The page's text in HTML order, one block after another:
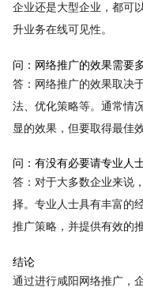
企业还是大型企业，都可
升业务在线可见性。
问：网络推广的效果需要
答：网络推广的效果取决
法、优化策略等。通常情
显的效果，但要取得最佳
问：有没有必要请专业人
答：对于大多数企业来说
择。专业人士具有丰富的
推广策略，并提供有效的
结论
通过进行咸阳网络推广，